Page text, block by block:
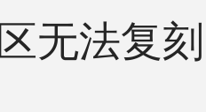
无法复